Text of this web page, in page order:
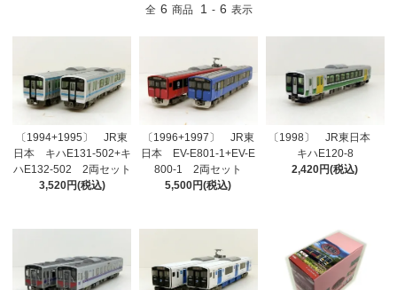
全 6 商品 1 - 6 表示
〔1994+1995〕 JR東
日本 キハE131-502+キ
ハE132-502 2両セット
3,520円(税込)
〔1996+1997〕 JR東
日本 EV-E801-1+EV-E
800-1 2両セット
5,500円(税込)
〔1998〕 JR東日本
キハE120-8
2,420円(税込)